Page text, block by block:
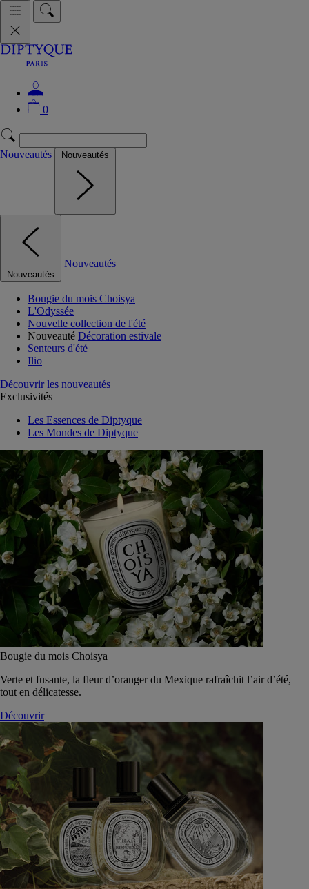
0
Nouveautés Nouveautés
Nouveautés
Nouveautés
Bougie du mois Choisya
L'Odyssée
Nouvelle collection de l'été
Nouveauté Décoration estivale
Senteurs d'été
Ilio
Découvrir les nouveautés
Exclusivités
Les Essences de Diptyque
Les Mondes de Diptyque
Bougie du mois Choisya
Verte et fusante, la fleur d’oranger du Mexique rafraîchit l’air d’été,
tout en délicatesse.
Découvrir